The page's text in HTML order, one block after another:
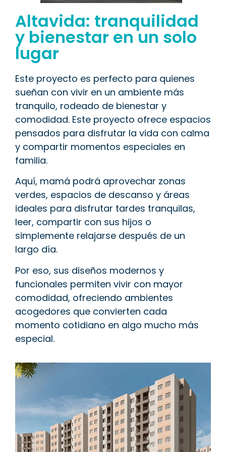
Altavida: tranquilidad
y bienestar en un solo
lugar
Este proyecto es perfecto para quienes
sueñan con vivir en un ambiente más
tranquilo, rodeado de bienestar y
comodidad. Este proyecto ofrece espacios
pensados para disfrutar la vida con calma
y compartir momentos especiales en
familia.
Aquí, mamá podrá aprovechar zonas
verdes, espacios de descanso y áreas
ideales para disfrutar tardes tranquilas,
leer, compartir con sus hijos o
simplemente relajarse después de un
largo día.
Por eso, sus diseños modernos y
funcionales permiten vivir con mayor
comodidad, ofreciendo ambientes
acogedores que convierten cada
momento cotidiano en algo mucho más
especial.